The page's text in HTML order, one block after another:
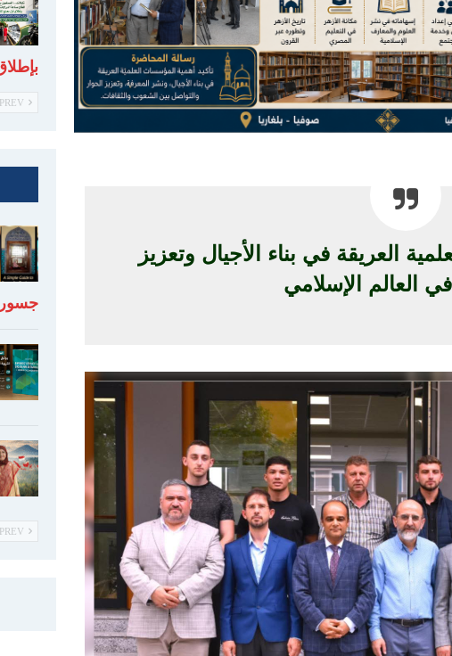
العريقة في بناء الأجيال وتعزيز
العالم الإسلامي